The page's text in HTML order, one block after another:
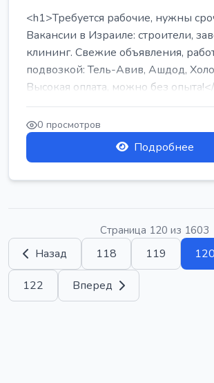
<h1>Требуется рабочие, нужны
Вакансии в Израиле: строители,
клининг. Свежие объявления,
подвозкой: Тель-Авив, Ашдод,
Высокая оплата, можно без
...
0 просмотров
Подробнее
Страница 120 из 1603
Назад 118 119 120
122 Вперед